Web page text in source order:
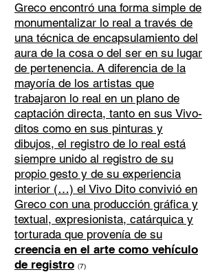
Greco encontró una forma simple de
monumentalizar lo real a través de
una técnica de encapsulamiento del
aura de la cosa o del ser en su lugar
de pertenencia. A diferencia de la
mayoría de los artistas que
trabajaron lo real en un plano de
captación directa, tanto en sus Vivo-
ditos como en sus pinturas y
dibujos, el registro de lo real está
siempre unido al registro de su
propio gesto y de su experiencia
interior (…) el Vivo Dito convivió en
Greco con una producción gráfica y
textual, expresionista, catárquica y
torturada que provenía de su
creencia en el arte como vehículo
de registro (7)